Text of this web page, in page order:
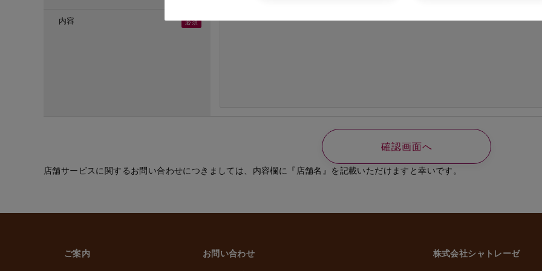
・(１)～(７)に記載した利用目的以外で個人情報を取得または利用する場合は、個別に利用目的を明示
3. 個人情報の第三者への委託・提供について
内容
店舗サービスに関するお問い合わせにつきましては、内容欄に『店舗名』を記載いただけますと幸いです。
ご案内 お問い合わせ 株式会社シャトレーゼ